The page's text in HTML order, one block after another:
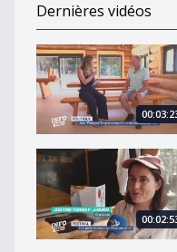
Dernières vidéos
Jean-François
Une perle musicale